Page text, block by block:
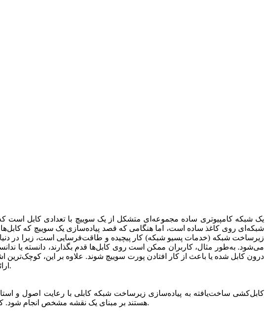
یک شبکه کامپیوتری ساده مجموعه‌ای متشکل از یک سوییچ با تعدادی کابل است
شبکه‌ای روی کاغذ ساده است، اما هنگامی که قصد پیاده‌سازی یک سوییچ که
زیرساخت شبکه (خدمات پسیو شبکه) کار پیچیده و طاقت‌فرسایی است، زیرا در
می‌شود. به‌طور مثال، کاربران ممکن است روی کابل‌ها قدم بگذارند، دانسته یا
درون کابل شده یا باعث از کار افتادن پورت سوییچ شوند. علاوه بر این،
ارائه‌دهنده خدمات شبکه مجموعه قواعد و خط‌مشی‌هایی که به‌نام کابل‌کشی ساخت‌یافته از آن نام برده می‌شود را تصویب کنند.
کابل‌کشی ساخت‌یافته به پیاده‌سازی زیرساخت شبکه کابلی با رعایت اصول و
هستند بر مبنای یک نقشه مشخص انجام شود. کابل‌کشی ساخت‌یافته سعی می‌کند ارتباطات کابلی یک مجموعه، اتاق سرور و مراکز داده را به شکل دقیقی سازمان‌دهی کند.